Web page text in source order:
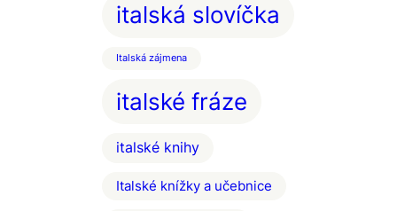
italská slovíčka
Italská zájmena
italské fráze
italské knihy
Italské knížky a učebnice